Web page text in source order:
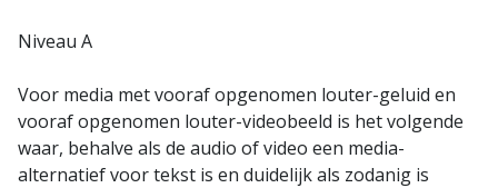
Niveau A
Voor media met vooraf opgenomen louter-geluid en
vooraf opgenomen louter-videobeeld is het volgende
waar, behalve als de audio of video een media-
alternatief voor tekst is en duidelijk als zodanig is